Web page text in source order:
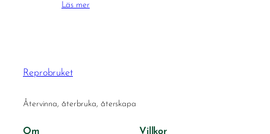
Läs mer
Reprobruket
Återvinna, återbruka, återskapa
Om Villkor